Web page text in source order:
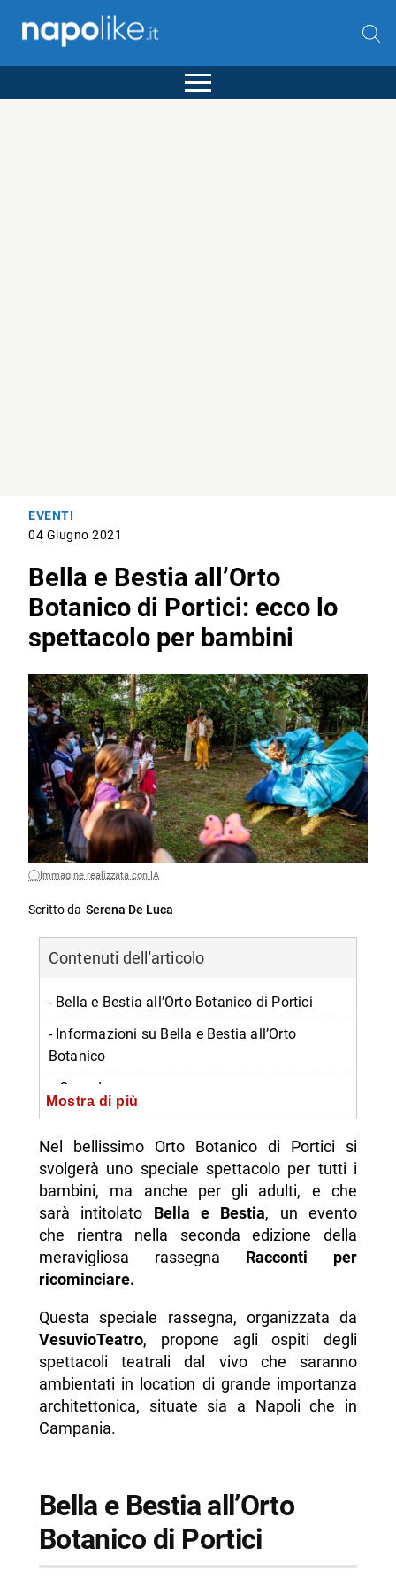
EVENTI
04 Giugno 2021
Bella e Bestia all’Orto
Botanico di Portici: ecco lo
spettacolo per bambini
Immagine realizzata con IA
Scritto da Serena De Luca
Contenuti dell'articolo
- Bella e Bestia all’Orto Botanico di Portici
- Informazioni su Bella e Bestia all’Orto
Botanico
-- Quando
-- Dove
-- Orario
-- Prezzo
-- Contatti
-- Scopri di più da Napolike.it
Mostra di più
Nel bellissimo Orto Botanico di Portici si
svolgerà uno speciale spettacolo per tutti i
bambini, ma anche per gli adulti, e che
sarà intitolato Bella e Bestia, un evento
che rientra nella seconda edizione della
meravigliosa rassegna Racconti per
ricominciare.
Questa speciale rassegna, organizzata da
VesuvioTeatro, propone agli ospiti degli
spettacoli teatrali dal vivo che saranno
ambientati in location di grande importanza
architettonica, situate sia a Napoli che in
Campania.
Bella e Bestia all’Orto
Botanico di Portici